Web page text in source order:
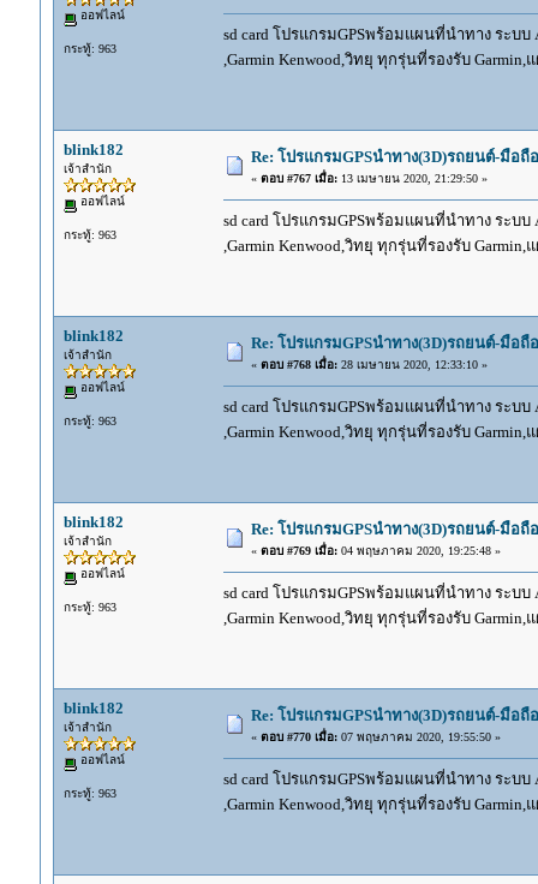
ออฟไลน์
กระทู้: 963
sd card โปรแกรมGPSพร้อมแผนที่นำทาง ระบบ
,Garmin Kenwood,วิทยุ ทุกรุ่นที่รองรับ
blink182
เจ้าสำนัก
ออฟไลน์
กระทู้: 963
Re: โปรแกรมGPSนำทาง(3D)รถยนต์-มือ
« ตอบ #767 เมื่อ:13 เมษายน 2020, 21:29:50 »
sd card โปรแกรมGPSพร้อมแผนที่นำทาง ระบบ
,Garmin Kenwood,วิทยุ ทุกรุ่นที่รองรับ
blink182
เจ้าสำนัก
ออฟไลน์
กระทู้: 963
Re: โปรแกรมGPSนำทาง(3D)รถยนต์-มือ
« ตอบ #768 เมื่อ:28 เมษายน 2020, 12:33:10 »
sd card โปรแกรมGPSพร้อมแผนที่นำทาง ระบบ
,Garmin Kenwood,วิทยุ ทุกรุ่นที่รองรับ
blink182
เจ้าสำนัก
ออฟไลน์
กระทู้: 963
Re: โปรแกรมGPSนำทาง(3D)รถยนต์-มือ
« ตอบ #769 เมื่อ:04 พฤษภาคม 2020, 19:25:48 »
sd card โปรแกรมGPSพร้อมแผนที่นำทาง ระบบ
,Garmin Kenwood,วิทยุ ทุกรุ่นที่รองรับ
blink182
เจ้าสำนัก
ออฟไลน์
กระทู้: 963
Re: โปรแกรมGPSนำทาง(3D)รถยนต์-มือ
« ตอบ #770 เมื่อ:07 พฤษภาคม 2020, 19:55:50 »
sd card โปรแกรมGPSพร้อมแผนที่นำทาง ระบบ
,Garmin Kenwood,วิทยุ ทุกรุ่นที่รองรับ